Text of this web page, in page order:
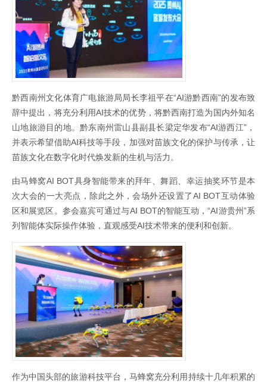
黔西南州文化体育广电旅游局局长李祖平在“AI游黔西南”的发布致
辞中提出，将充分利用AI技术的优势，将黔西南打造为国内外知名
山地旅游目的地。黔东南州雷山县副县长梁定华发布“AI游西江”，
并表示希望借助AI科技等手段，加强对苗族文化的保护与传承，让
苗族文化在数字化时代焕发新的生机与活力。
由马蜂窝AI BOT具身智能带来的拜年、舞蹈、幸运抽奖环节是本
次大会的一大亮点，除此之外，会场外还设置了AI BOT互动体验
区和展览区。参会嘉宾可通过与AI BOT的智能互动，“AI游贵州”系
列智能体实际操作体验，直观感受AI技术带来的便利和创新。
作为中国头部的旅游科技平台，马蜂窝充分利用持续十几年积累的